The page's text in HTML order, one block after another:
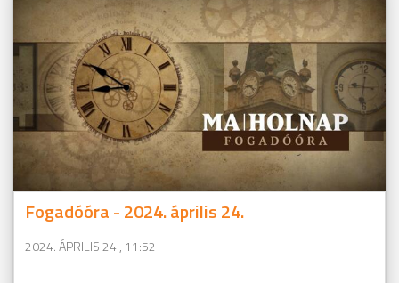
Fogadóóra - 2024. április 24.
2024. ÁPRILIS 24., 11:52